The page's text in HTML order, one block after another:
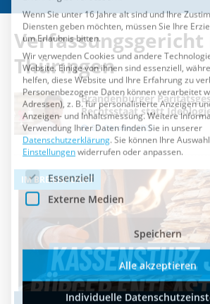
Verfassungsgericht
Thüringen
Brandenburger
Rechtsstaat statt
23. Oktober 2020
IM BRENNPUNKT
Es folgt eine Liste der Service-
Essenziell
Externe Medien
Speichern
Alle akzeptieren
Individuelle
Cookie-Details Datenschutzerklärung